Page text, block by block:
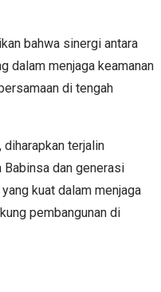
bahwa sinergi antara
dalam menjaga keamanan
di tengah
terjalin
Babinsa dan generasi
kuat dalam menjaga
pembangunan di